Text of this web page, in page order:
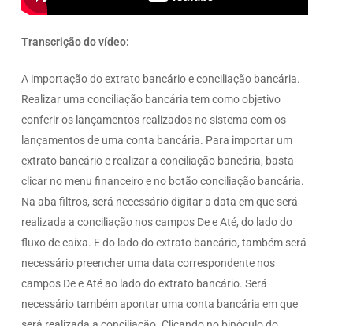
Transcrição do vídeo:
A importação do extrato bancário e conciliação bancária.
Realizar uma conciliação bancária tem como objetivo
conferir os lançamentos realizados no sistema com os
lançamentos de uma conta bancária. Para importar um
extrato bancário e realizar a conciliação bancária, basta
clicar no menu financeiro e no botão conciliação bancária.
Na aba filtros, será necessário digitar a data em que será
realizada a conciliação nos campos De e Até, do lado do
fluxo de caixa. E do lado do extrato bancário, também será
necessário preencher uma data correspondente nos
campos De e Até ao lado do extrato bancário. Será
necessário também apontar uma conta bancária em que